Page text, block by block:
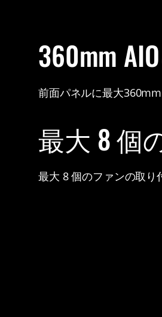
360mm
前面パネルに最大360mm
最大 8 個
最大 8 個のファンの取り